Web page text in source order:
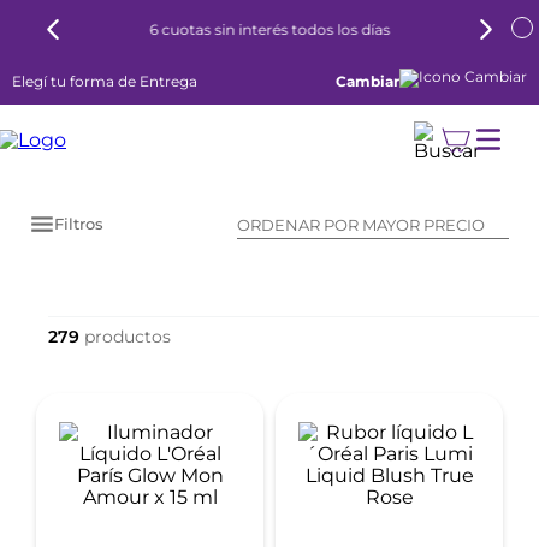
6 cuotas sin interés todos los días
Elegí tu forma de Entrega Cambiar
Filtros ORDENAR POR MAYOR PRECIO
279